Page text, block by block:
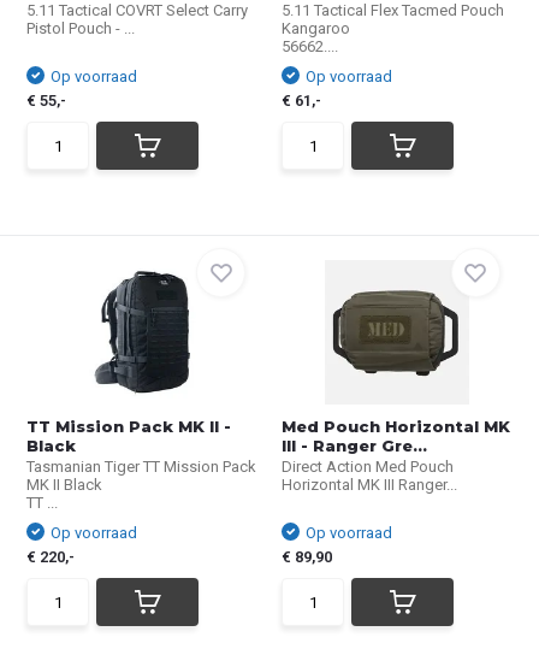
5.11 Tactical COVRT Select Carry
Pistol Pouch - ...
Op voorraad
€ 55,-
5.11 Tactical Flex Tacmed Pouch
Kangaroo
56662....
Op voorraad
€ 61,-
TT Mission Pack MK II -
Black
Tasmanian Tiger TT Mission Pack
MK II Black
TT ...
Op voorraad
€ 220,-
Med Pouch Horizontal MK
III - Ranger Gre...
Direct Action Med Pouch
Horizontal MK III Ranger...
Op voorraad
€ 89,90